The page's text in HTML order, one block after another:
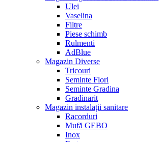
Ulei
Vaselina
Filtre
Piese schimb
Rulmenti
AdBlue
Magazin Diverse
Tricouri
Seminte Flori
Seminte Gradina
Gradinarit
Magazin instalații sanitare
Racorduri
Mufă GEBO
Inox